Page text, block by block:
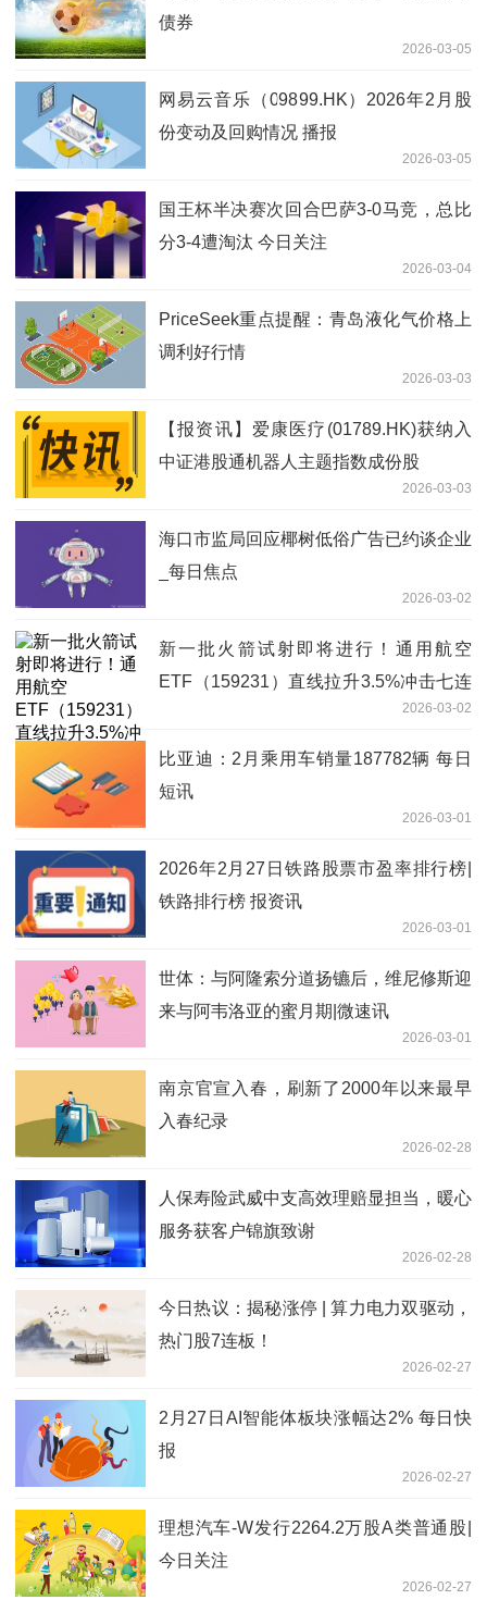
债券
2026-03-05
网易云音乐（09899.HK）2026年2月股
份变动及回购情况 播报
2026-03-05
国王杯半决赛次回合巴萨3-0马竞，总比
分3-4遭淘汰 今日关注
2026-03-04
PriceSeek重点提醒：青岛液化气价格上
调利好行情
2026-03-03
【报资讯】爱康医疗(01789.HK)获纳入
中证港股通机器人主题指数成份股
2026-03-03
海口市监局回应椰树低俗广告已约谈企业
_每日焦点
2026-03-02
新一批火箭试射即将进行！通用航空
ETF（159231）直线拉升3.5%冲击七连
2026-03-02
比亚迪：2月乘用车销量187782辆 每日
短讯
2026-03-01
2026年2月27日铁路股票市盈率排行榜|
铁路排行榜 报资讯
2026-03-01
世体：与阿隆索分道扬镳后，维尼修斯迎
来与阿韦洛亚的蜜月期|微速讯
2026-03-01
南京官宣入春，刷新了2000年以来最早
入春纪录
2026-02-28
人保寿险武威中支高效理赔显担当，暖心
服务获客户锦旗致谢
2026-02-28
今日热议：揭秘涨停 | 算力电力双驱动，
热门股7连板！
2026-02-27
2月27日AI智能体板块涨幅达2% 每日快
报
2026-02-27
理想汽车-W发行2264.2万股A类普通股|
今日关注
2026-02-27